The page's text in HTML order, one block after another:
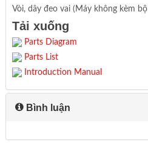
Vòi, dây đeo vai (Máy không kèm
Tải xuống
Parts Diagram
Parts List
Introduction Manual
Bình luận